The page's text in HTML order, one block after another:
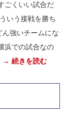
ごくいい試合だ
いう接戦を勝ち
強いチームにな
浜での試合なの
→ 続きを読む